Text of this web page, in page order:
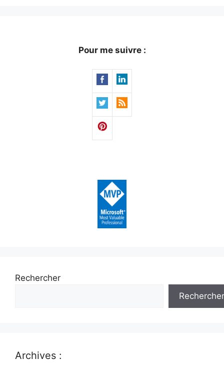
Pour me suivre :
Rechercher
Rechercher
Archives :